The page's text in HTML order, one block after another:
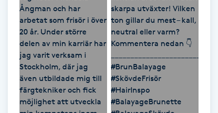
Kroppsinpackning
Kroppspeeling
Käkledsbehandling
Kärlbehandling